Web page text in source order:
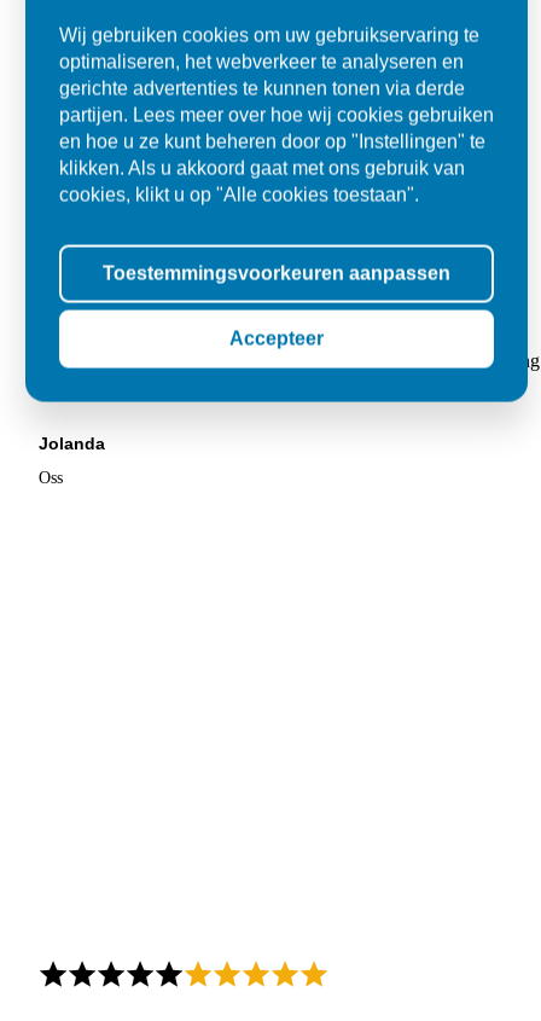
Super
"Goed geholpen bij aankoop en zeer klantvriendelijk. De
Jolanda
Oss
Wij gebruiken cookies om uw gebruikservaring te
optimaliseren, het webverkeer te analyseren en
gerichte advertenties te kunnen tonen via derde
partijen. Lees meer over hoe wij cookies gebruiken
en hoe u ze kunt beheren door op "Instellingen" te
klikken. Als u akkoord gaat met ons gebruik van
cookies, klikt u op "Alle cookies toestaan".
Toestemmingsvoorkeuren aanpassen
Accepteer